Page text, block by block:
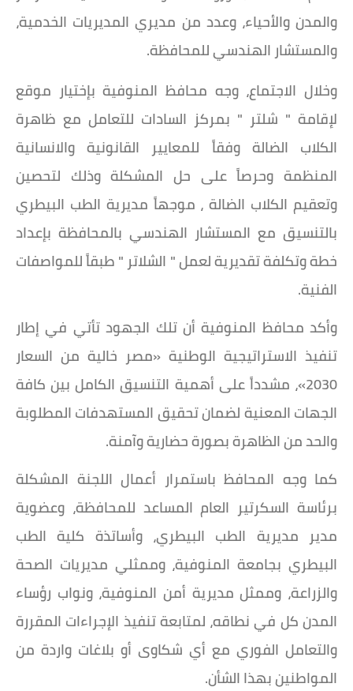
والمدن والأحياء، وعدد من مديري المديريات الخدمية،
والمستشار الهندسي للمحافظة.
وخلال الاجتماع، وجه محافظ المنوفية بإختيار موقع
لإقامة " شلتر " بمركز السادات للتعامل مع ظاهرة
الكلاب الضالة وفقاً للمعايير القانونية والانسانية
المنظمة وحرصاً على حل المشكلة وذلك لتحصين
وتعقيم الكلاب الضالة ، موجهاً مديرية الطب البيطري
بالتنسيق مع المستشار الهندسي بالمحافظة بإعداد
خطة وتكلفة تقديرية لعمل " الشلاتر " طبقاً للمواصفات
الفنية.
وأكد محافظ المنوفية أن تلك الجهود تأتي في إطار
تنفيذ الاستراتيجية الوطنية «مصر خالية من السعار
2030»، مشدداً على أهمية التنسيق الكامل بين كافة
الجهات المعنية لضمان تحقيق المستهدفات المطلوبة
والحد من الظاهرة بصورة حضارية وآمنة.
كما وجه المحافظ باستمرار أعمال اللجنة المشكلة
برئاسة السكرتير العام المساعد للمحافظة، وعضوية
مدير مديرية الطب البيطري، وأساتذة كلية الطب
البيطري بجامعة المنوفية، وممثلي مديريات الصحة
والزراعة، وممثل مديرية أمن المنوفية، ونواب رؤساء
المدن كل في نطاقه، لمتابعة تنفيذ الإجراءات المقررة
والتعامل الفوري مع أي شكاوى أو بلاغات واردة من
المواطنين بهذا الشأن.